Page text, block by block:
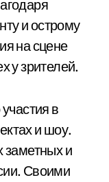
и острому
на сцене
у зрителей.
в
и шоу.
заметных и
Своими